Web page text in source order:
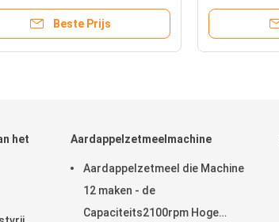
van knolzetmeel
Beste Prijs
het Aardappelzetmeelmachine
Aardappelzetmeel die Machine
12 maken - de
Capaciteits2100rpm Hoge